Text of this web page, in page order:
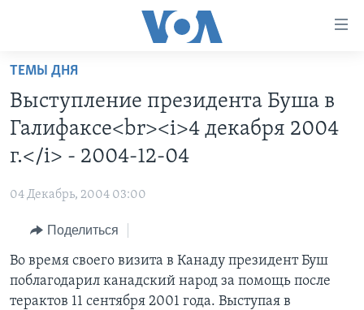
Перейти
основной
контент
Перейти
основной
навигации
Перейти
поиск
ПРОГРАММЫ
АМЕРИКА
ИТОГИ
ПОЧЕМУ ЭТО ВАЖНО?
ДИСКУССИЯ VOA
ДЕТАЛИ
ПРОЕКТЫ
НАША АМЕРИКАНСКАЯ ИСТОРИЯ
А КАК В АМЕРИКЕ?
АРТЕФАКТЫ
АМЕРИКАНСКИЕ ГОРОДКИ
ИНТЕРВЬЮ
ФАКТЫ ПРОТИВ ФЕЙКОВ
ЗА СВОБОДУ ПРЕССЫ
УЧИМ АНГЛИЙСКИЙ
ТЕМЫ ДНЯ
Выступление президента Буша в
Галифаксе<br><i>4 декабря 2004
г.</i> - 2004-12-04
04 Декабрь, 2004 03:00
Поделиться
Во время своего визита в Канаду президент Буш
поблагодарил канадский народ за помощь после
терактов 11 сентября 2001 года. Выступая в